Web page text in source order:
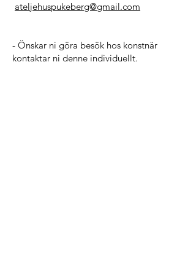
ateljehuspukeberg@gmail.com
- Önskar ni göra besök hos konstnär
kontaktar ni denne individuellt.